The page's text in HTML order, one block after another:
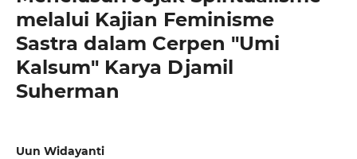
melalui Kajian Feminisme
Sastra dalam Cerpen "Umi
Kalsum" Karya Djamil
Suherman
Uun Widayanti